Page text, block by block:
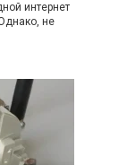
интернет
не